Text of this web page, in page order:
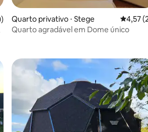
avaliação média de 5, 30 avaliações
Quarto privativo ⋅ Stege 4,57 de
4,57
Quarto agradável em Dome único